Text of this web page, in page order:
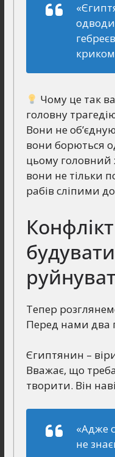
Чому це так
головну
Вони не
вони борються
цьому головний
вони не тільки
рабів сліпими
Тепер
Перед нами два
Єгиптянин –
Вважає, що
творити. Він
«Адже
не